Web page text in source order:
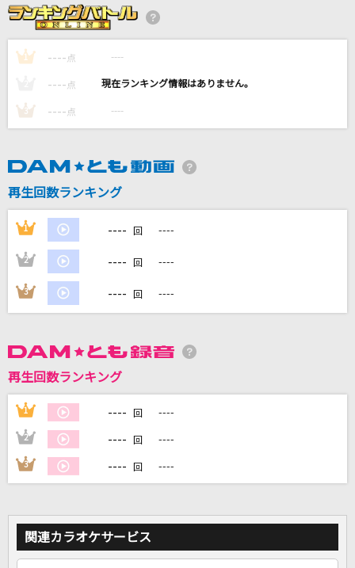
残響散歌
Aimer(エメ)
Real Face
KAT-TUN
真夜中すぎの恋
[生音]メロディー
玉置浩二
DAMの新曲・ランキングなど
DAMに会員登録・ログインして
カラオケをもっと楽しもう！
1 ---- 点 ----
---- 点 ----
3 ---- 点 ----
再生回数ランキング
1 ---- 回 ----
2 ---- 回 ----
3 ---- 回 ----
再生回数ランキング
1 ---- 回 ----
2 ---- 回 ----
3 ---- 回 ----
関連カラオケサービス